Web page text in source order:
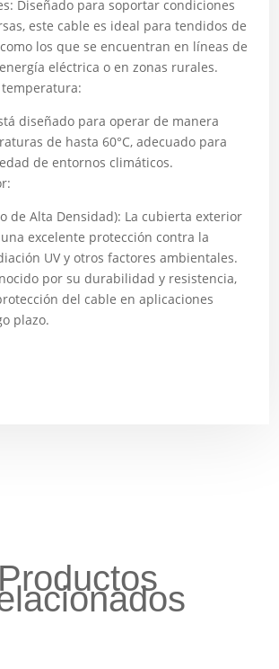
Diseñado para soportar condiciones
este cable es ideal para tendidos de
los que se encuentran en líneas de
eléctrica o en zonas rurales.
temperatura:
diseñado para operar de manera
de hasta 60°C, adecuado para
de entornos climáticos.
de Alta Densidad): La cubierta exterior
una excelente protección contra la
UV y otros factores ambientales.
por su durabilidad y resistencia,
del cable en aplicaciones
plazo.
Productos